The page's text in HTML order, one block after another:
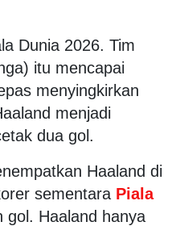
Dunia 2026. Tim
itu mencapai
menyingkirkan
menjadi
dua gol.
Haaland di
sementara Piala
gol. Haaland hanya